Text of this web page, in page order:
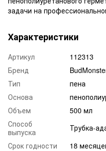
задачи на
Характеристики
Артикул
112313
Бренд
Тип
пена
Основа
Объем
500 мл
Способ
выпуска
Трубка-
Срок годности
18